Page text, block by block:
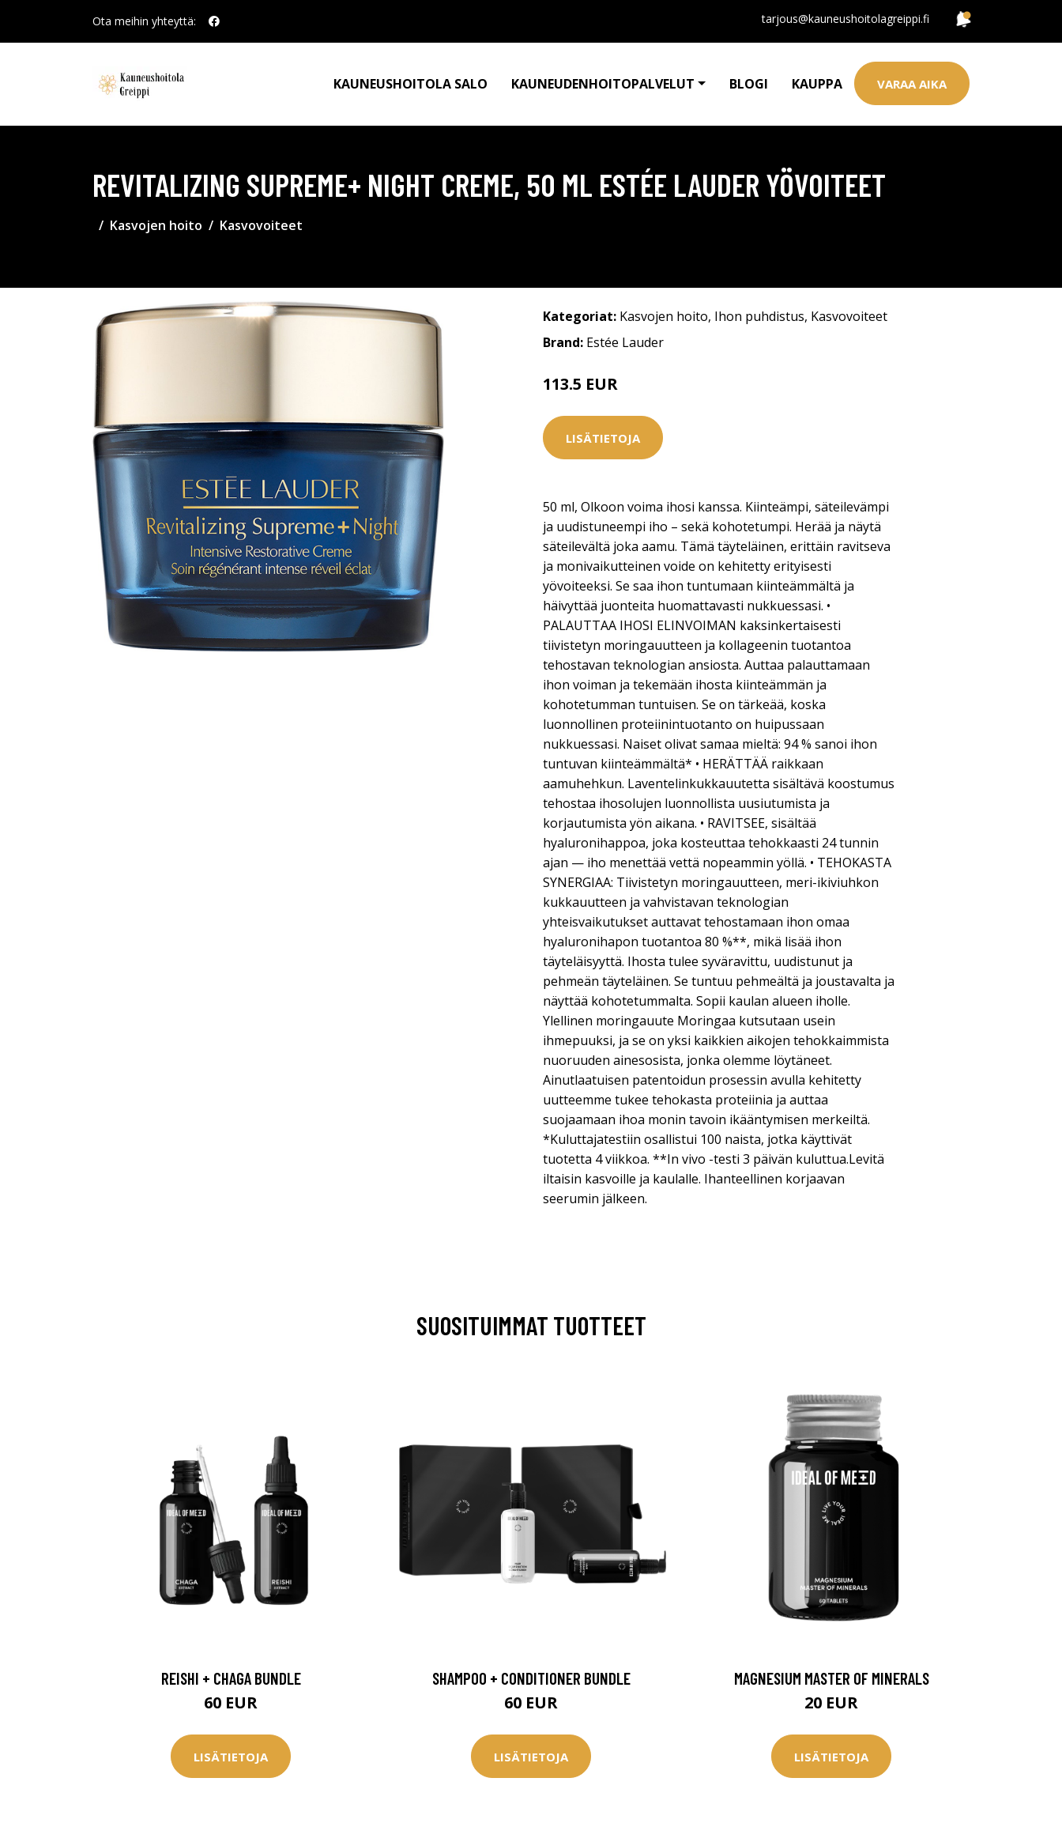
Ota meihin yhteyttä: tarjous@kauneushoitolagreippi.fi
KAUNEUSHOITOLA SALO KAUNEUDENHOITOPALVELUT BLOGI KAUPPA VARAA AIKA
REVITALIZING SUPREME+ NIGHT CREME, 50 ML ESTÉE LAUDER YÖVOITEET
Kasvojen hoito Kasvovoiteet
Kategoriat: Kasvojen hoito, Ihon puhdistus, Kasvovoiteet
Brand: Estée Lauder
113.5 EUR
LISÄTIETOJA
50 ml, Olkoon voima ihosi kanssa. Kiinteämpi, säteilevämpi
ja uudistuneempi iho – sekä kohotetumpi. Herää ja näytä
säteilevältä joka aamu. Tämä täyteläinen, erittäin ravitseva
ja monivaikutteinen voide on kehitetty erityisesti
yövoiteeksi. Se saa ihon tuntumaan kiinteämmältä ja
häivyttää juonteita huomattavasti nukkuessasi. •
PALAUTTAA IHOSI ELINVOIMAN kaksinkertaisesti
tiivistetyn moringauutteen ja kollageenin tuotantoa
tehostavan teknologian ansiosta. Auttaa palauttamaan
ihon voiman ja tekemään ihosta kiinteämmän ja
kohotetumman tuntuisen. Se on tärkeää, koska
luonnollinen proteiinintuotanto on huipussaan
nukkuessasi. Naiset olivat samaa mieltä: 94 % sanoi ihon
tuntuvan kiinteämmältä* • HERÄTTÄÄ raikkaan
aamuhehkun. Laventelinkukkauutetta sisältävä koostumus
tehostaa ihosolujen luonnollista uusiutumista ja
korjautumista yön aikana. • RAVITSEE, sisältää
hyaluronihappoa, joka kosteuttaa tehokkaasti 24 tunnin
ajan — iho menettää vettä nopeammin yöllä. • TEHOKASTA
SYNERGIAA: Tiivistetyn moringauutteen, meri-ikiviuhkon
kukkauutteen ja vahvistavan teknologian
yhteisvaikutukset auttavat tehostamaan ihon omaa
hyaluronihapon tuotantoa 80 %**, mikä lisää ihon
täyteläisyyttä. Ihosta tulee syväravittu, uudistunut ja
pehmeän täyteläinen. Se tuntuu pehmeältä ja joustavalta ja
näyttää kohotetummalta. Sopii kaulan alueen iholle.
Ylellinen moringauute Moringaa kutsutaan usein
ihmepuuksi, ja se on yksi kaikkien aikojen tehokkaimmista
nuoruuden ainesosista, jonka olemme löytäneet.
Ainutlaatuisen patentoidun prosessin avulla kehitetty
uutteemme tukee tehokasta proteiinia ja auttaa
suojaamaan ihoa monin tavoin ikääntymisen merkeiltä.
*Kuluttajatestiin osallistui 100 naista, jotka käyttivät
tuotetta 4 viikkoa. **In vivo -testi 3 päivän kuluttua.Levitä
iltaisin kasvoille ja kaulalle. Ihanteellinen korjaavan
seerumin jälkeen.
SUOSITUIMMAT TUOTTEET
REISHI + CHAGA BUNDLE
60 EUR
LISÄTIETOJA
SHAMPOO + CONDITIONER BUNDLE
60 EUR
LISÄTIETOJA
MAGNESIUM MASTER OF MINERALS
20 EUR
LISÄTIETOJA
Erikoistarjous
Sponsoriltamme
IdealofMeD Kauppa
Kaikki IdealofMeDin tuotteet -20 %!